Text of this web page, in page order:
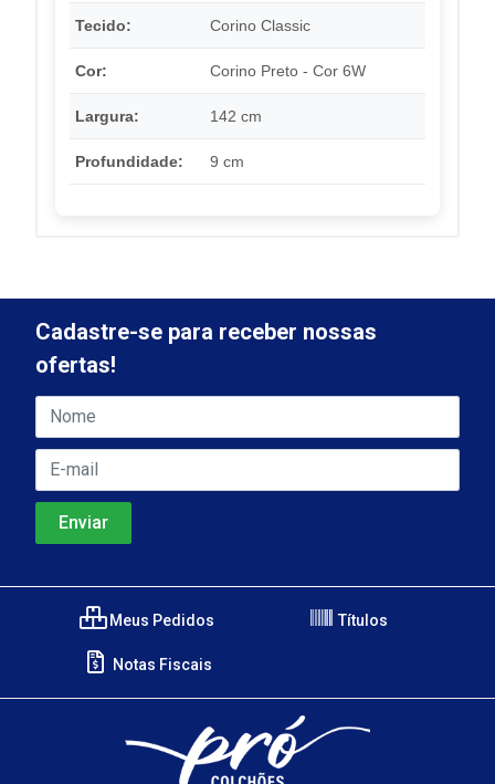
Tecido: Corino Classic
Cor: Corino Preto - Cor 6W
Largura: 142 cm
Profundidade: 9 cm
Cadastre-se para receber nossas
ofertas!
Meus Pedidos Títulos
Notas Fiscais